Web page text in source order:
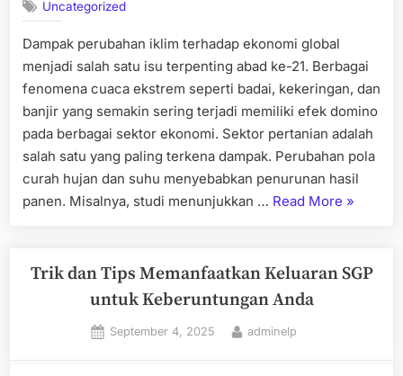
Uncategorized
Dampak perubahan iklim terhadap ekonomi global
menjadi salah satu isu terpenting abad ke-21. Berbagai
fenomena cuaca ekstrem seperti badai, kekeringan, dan
banjir yang semakin sering terjadi memiliki efek domino
pada berbagai sektor ekonomi. Sektor pertanian adalah
salah satu yang paling terkena dampak. Perubahan pola
curah hujan dan suhu menyebabkan penurunan hasil
panen. Misalnya, studi menunjukkan … Read More “Dampak
Terhadap
»
Trik dan Tips Memanfaatkan Keluaran SGP
untuk Keberuntungan Anda
Posted
September 4, 2025 By
adminelp